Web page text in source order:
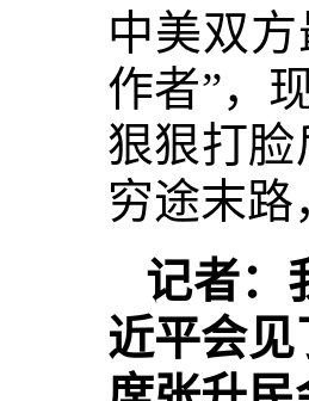
中美双
作者”，
狠狠打脸
穷途末路
记者：
近平会